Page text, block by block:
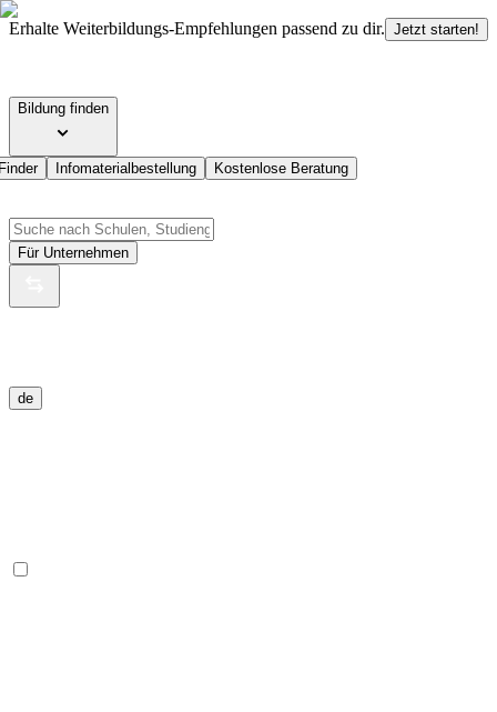
Erhalte Weiterbildungs-Empfehlungen passend zu dir. Jetzt starten!
Bildung finden
Infomaterialbestellung Kostenlose Beratung
Für Unternehmen
de